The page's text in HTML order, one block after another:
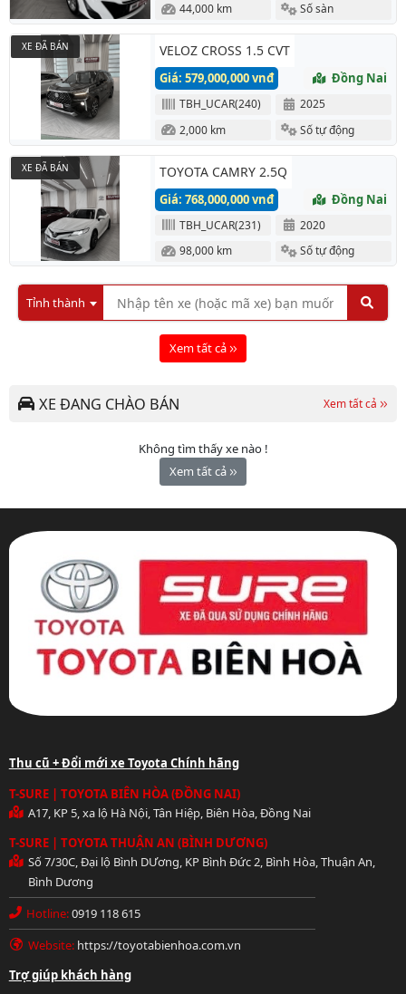
44,000 km
Số sàn
VELOZ CROSS 1.5 CVT
Giá: 579,000,000 vnđ Đồng Nai
TBH_UCAR(240)
2025
2,000 km
Số tự động
XE ĐÃ BÁN
TOYOTA CAMRY 2.5Q
Giá: 768,000,000 vnđ Đồng Nai
TBH_UCAR(231)
2020
98,000 km
Số tự động
XE ĐÃ BÁN
Tỉnh thành
Xem tất cả
XE ĐANG CHÀO BÁN Xem tất cả
Không tìm thấy xe nào !
Xem tất cả
Thu cũ + Đổi mới xe Toyota Chính hãng
T-SURE | TOYOTA BIÊN HÒA (ĐỒNG NAI)
A17, KP 5, xa lộ Hà Nội, Tân Hiệp, Biên Hòa, Đồng Nai
T-SURE | TOYOTA THUẬN AN (BÌNH DƯƠNG)
Số 7/30C, Đại lộ Bình DƯơng, KP Bình Đức 2, Bình Hòa, Thuận An,
Bình Dương
Hotline:0919 118 615
Website: https://toyotabienhoa.com.vn
Trợ giúp khách hàng